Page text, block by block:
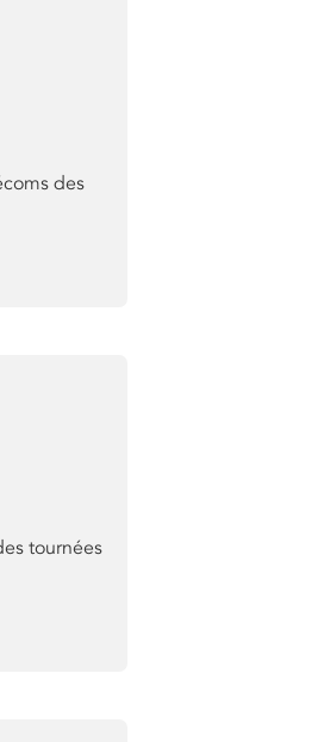
des
tournées